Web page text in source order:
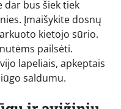
dar bus šiek tiek
Įmaišykite dosnų
kietojo sūrio.
pailsėti.
lapeliais, apkeptais
saldumu.